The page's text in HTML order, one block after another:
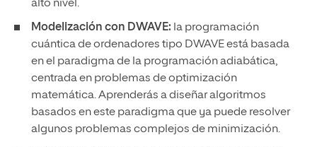
alto nivel.
Modelización con DWAVE: la programación
cuántica de ordenadores tipo DWAVE está basada
en el paradigma de la programación adiabática,
centrada en problemas de optimización
matemática. Aprenderás a diseñar algoritmos
basados en este paradigma que ya puede resolver
algunos problemas complejos de minimización.